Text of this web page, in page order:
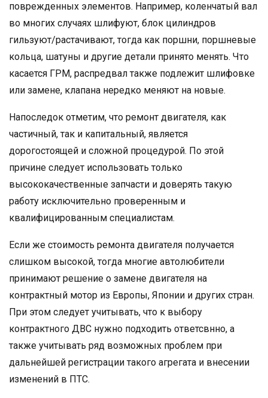
поврежденных элементов. Например, коленчатый вал
во многих случаях шлифуют, блок цилиндров
гильзуют/растачивают, тогда как поршни, поршневые
кольца, шатуны и другие детали принято менять. Что
касается ГРМ, распредвал также подлежит шлифовке
или замене, клапана нередко меняют на новые.
Напоследок отметим, что ремонт двигателя, как
частичный, так и капитальный, является
дорогостоящей и сложной процедурой. По этой
причине следует использовать только
высококачественные запчасти и доверять такую
работу исключительно проверенным и
квалифицированным специалистам.
Если же стоимость ремонта двигателя получается
слишком высокой, тогда многие автолюбители
принимают решение о замене двигателя на
контрактный мотор из Европы, Японии и других стран.
При этом следует учитывать, что к выбору
контрактного ДВС нужно подходить ответсвнно, а
также учитывать ряд возможных проблем при
дальнейшей регистрации такого агрегата и внесении
изменений в ПТС.